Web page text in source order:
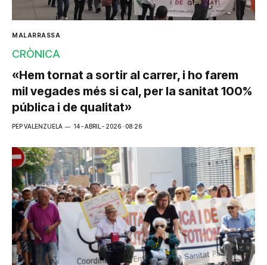
MALARRASSA
CRÒNICA
«Hem tornat a sortir al carrer, i ho farem
mil vegades més si cal, per la sanitat 100%
pública i de qualitat»
PEP VALENZUELA 14 - ABRIL - 2026 · 08:26